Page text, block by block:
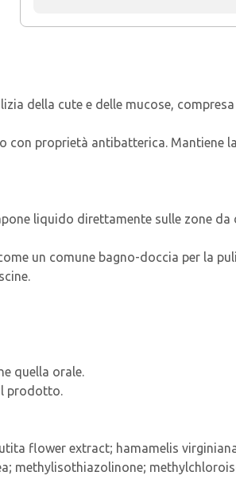
della cute e delle mucose,
proprietà antibatterica. Mantiene
liquido direttamente sulle zone da
un comune bagno-doccia per la
quella orale.
prodotto.
flower extract; hamamelis
methylisothiazolinone;